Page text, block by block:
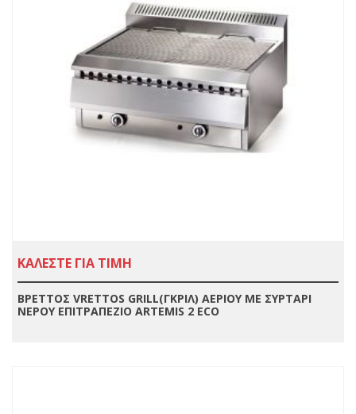
ΚΑΛΕΣΤΕ ΓΙΑ ΤΙΜΗ
ΒΡΕΤΤΟΣ VRETTOS GRILL(ΓΚΡΙΛ) ΑΕΡΙΟΥ ΜΕ ΣΥΡΤΑΡΙ
ΝΕΡΟΥ ΕΠΙΤΡΑΠΕΖΙΟ ARTEMIS 2 ECO